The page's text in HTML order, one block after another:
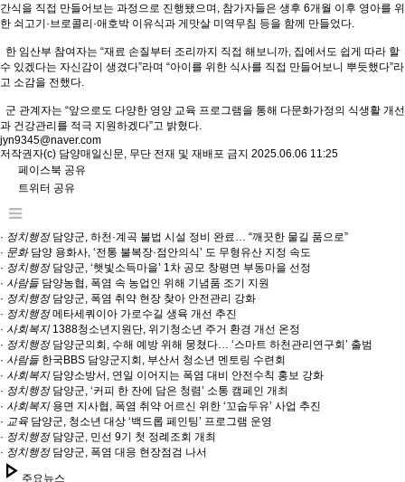
간식을 직접 만들어보는 과정으로 진행됐으며, 참가자들은 생후 6개월 이후 영아를 위
한 쇠고기·브로콜리·애호박 이유식과 게맛살 미역무침 등을 함께 만들었다.
한 임산부 참여자는 “재료 손질부터 조리까지 직접 해보니까, 집에서도 쉽게 따라 할
수 있겠다는 자신감이 생겼다”라며 “아이를 위한 식사를 직접 만들어보니 뿌듯했다”라
고 소감을 전했다.
군 관계자는 “앞으로도 다양한 영양 교육 프로그램을 통해 다문화가정의 식생활 개선
과 건강관리를 적극 지원하겠다”고 밝혔다.
jyn9345@naver.com
저작권자(c) 담양매일신문, 무단 전재 및 재배포 금지 2025.06.06 11:25
페이스북 공유
트위터 공유
· 정치행정담양군, 하천·계곡 불법 시설 정비 완료… “깨끗한 물길 품으로”
· 문화담양 용화사, ‘전통 불복장·점안의식’ 도 무형유산 지정 속도
· 정치행정담양군, ‘햇빛소득마을’ 1차 공모 창평면 부동마을 선정
· 사람들 담양농협, 폭염 속 농업인 위해 기념품 조기 지원
· 정치행정담양군, 폭염 취약 현장 찾아 안전관리 강화
· 정치행정메타세쿼이아 가로수길 생육 개선 추진
· 사회복지1388청소년지원단, 위기청소년 주거 환경 개선 온정
· 정치행정담양군의회, 수해 예방 위해 뭉쳤다… ‘스마트 하천관리연구회’ 출범
· 사람들 한국BBS 담양군지회, 부산서 청소년 멘토링 수련회
· 사회복지담양소방서, 연일 이어지는 폭염 대비 안전수칙 홍보 강화
· 정치행정담양군, ‘커피 한 잔에 담은 청렴’ 소통 캠페인 개최
· 사회복지용면 지사협, 폭염 취약 어르신 위한 ‘꼬숩두유’ 사업 추진
· 교육 담양군, 청소년 대상 ‘백드롭 페인팅’ 프로그램 운영
· 정치행정담양군, 민선 9기 첫 정례조회 개최
· 정치행정담양군, 폭염 대응 현장점검 나서
play_arrow 주요뉴스